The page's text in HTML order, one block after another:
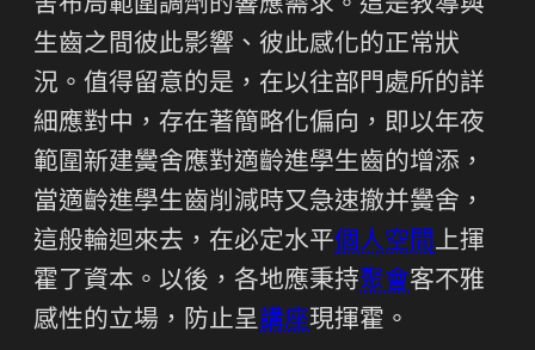
舍布局範圍調劑的響應需求。這是教導與
生齒之間彼此影響、彼此感化的正常狀
況。值得留意的是，在以往部門處所的詳
細應對中，存在著簡略化偏向，即以年夜
範圍新建黌舍應對適齡進學生齒的增添，
當適齡進學生齒削減時又急速撤并黌舍，
這般輪迴來去，在必定水平個人空間上揮
霍了資本。以後，各地應秉持聚會客不雅
感性的立場，防止呈講座現揮霍。